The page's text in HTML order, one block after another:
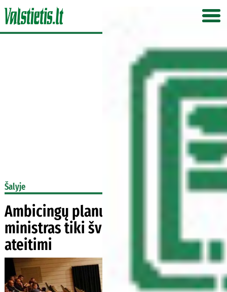
Šalyje
Ambicingų planų neslepiantis
ministras tiki šviesia žemės ūkio
ateitimi